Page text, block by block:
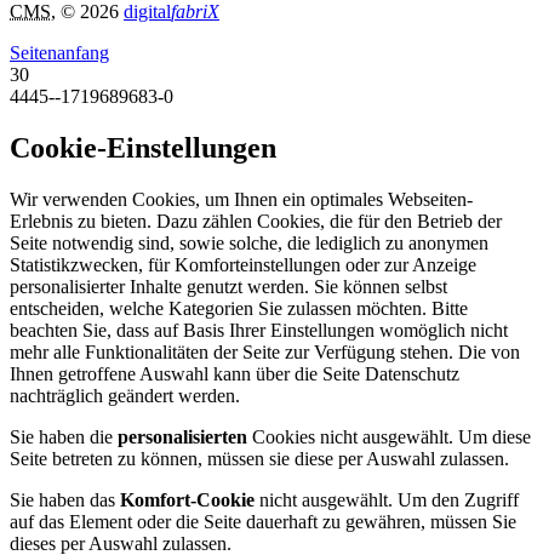
CMS, © 2026 digitalfabriX
Seitenanfang
30
4445--1719689683-0
Cookie-Einstellungen
Wir verwenden Cookies, um Ihnen ein optimales Webseiten-
Erlebnis zu bieten. Dazu zählen Cookies, die für den Betrieb der
Seite notwendig sind, sowie solche, die lediglich zu anonymen
Statistikzwecken, für Komforteinstellungen oder zur Anzeige
personalisierter Inhalte genutzt werden. Sie können selbst
entscheiden, welche Kategorien Sie zulassen möchten. Bitte
beachten Sie, dass auf Basis Ihrer Einstellungen womöglich nicht
mehr alle Funktionalitäten der Seite zur Verfügung stehen. Die von
Ihnen getroffene Auswahl kann über die Seite Datenschutz
nachträglich geändert werden.
Sie haben die personalisierten Cookies nicht ausgewählt. Um diese
Seite betreten zu können, müssen sie diese per Auswahl zulassen.
Sie haben das Komfort-Cookie nicht ausgewählt. Um den Zugriff
auf das Element oder die Seite dauerhaft zu gewähren, müssen Sie
dieses per Auswahl zulassen.